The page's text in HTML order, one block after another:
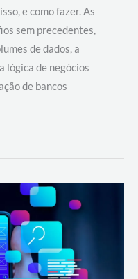
e como fazer. As
sem precedentes,
de dados, a
lógica de negócios
de bancos